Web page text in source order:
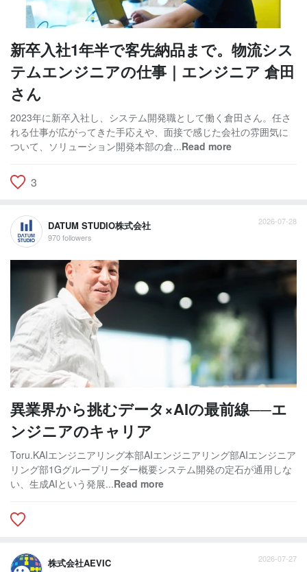
新卒入社1年半で客先納品まで。物流シス
テムエンジニアの仕事｜エンジニア 倉田
さん
2023年に新卒入社し、システム開発職として働く倉田さん。任さ
れる仕事が広がってきた手応えや、面接で感じた会社の雰囲気に
ついて、ソリューション開発本部の倉...Read more
3
DATUM STUDIO株式会社
970 followers
2026-07-28
異業界から挑むデータ×AIの最前線──エ
ンジニアのキャリア
Toru.KAIエンジニアリング本部AIエンジニアリング部AIエンジニア
リング部1Gグループリーダー概要システム開発の定石が通用しな
い、生成AIという発展...Read more
株式会社AEVIC 2026-07-27